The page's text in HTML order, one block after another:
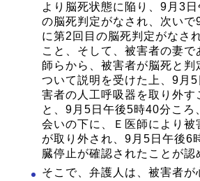
より脳死状態に陥り、9月3
の脳死判定がなされ、次い
に第2回目の脳死判定がなさ
こと、そして、被害者の妻で
師らから、被害者が脳死と判
ついて説明を受けた上、9月
害者の人工呼吸器を取り外す
と、9月5日午後5時40分ころ
会いの下に、Ｅ医師により被
が取り外され、9月5日午後6
臓停止が確認されたことが認
そこで、弁護人は、被害者が